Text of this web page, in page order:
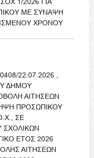
ΜΕ ΣΥΝΑΨΗ
ΧΡΟΝΟΥ
22.07.2026 ,
ΔΗΜΟΥ
ΑΙΤΗΣΕΩΝ
ΠΡΟΣΩΠΙΚΟΥ
ΣΕ
ΣΧΟΛΙΚΩΝ
ΕΤΟΣ 2026
ΑΙΤΗΣΕΩΝ